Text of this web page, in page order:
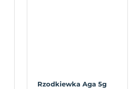
Rzodkiewka Aga 5g